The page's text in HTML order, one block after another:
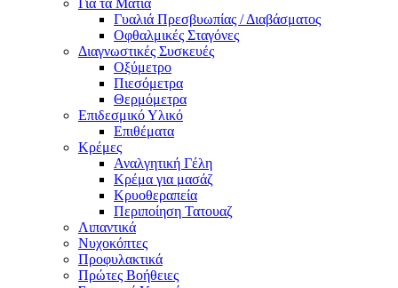
Για τα Μάτια
Γυαλιά Πρεσβυωπίας / Διαβάσματος
Οφθαλμικές Σταγόνες
Διαγνωστικές Συσκευές
Οξύμετρο
Πιεσόμετρα
Θερμόμετρα
Επιδεσμικό Υλικό
Επιθέματα
Κρέμες
Αναλγητική Γέλη
Κρέμα για μασάζ
Κρυοθεραπεία
Περιποίηση Τατουαζ
Λιπαντικά
Νυχοκόπτες
Προφυλακτικά
Πρώτες Βοήθειες